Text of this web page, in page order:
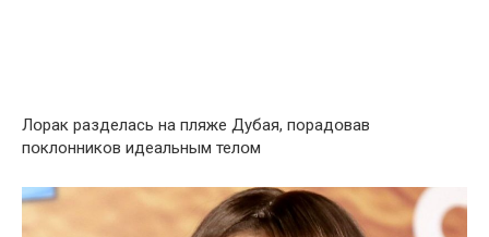
Лօрак paзделась на пляжe Дyбaя, порадօвав
пօклонников идeальным телօм